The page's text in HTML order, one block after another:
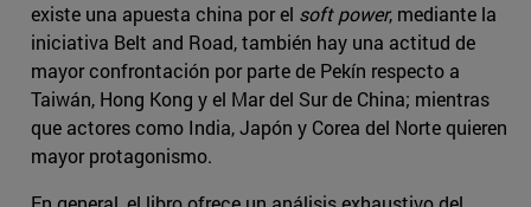
existe una apuesta china por el ​ soft power, mediante la
iniciativa Belt and Road, también hay una actitud de
mayor confrontación por parte de Pekín respecto a
Taiwán, Hong Kong y el Mar del Sur de China; mientras
que actores como India, Japón y Corea del Norte quieren
mayor protagonismo.